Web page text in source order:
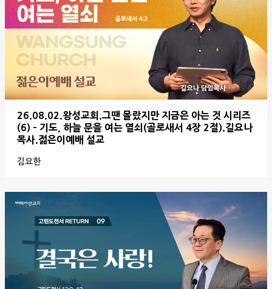
26.08.02.왕성교회.그땐 몰랐지만 지금은 아는 것 시리즈
(6) - 기도, 하늘 문을 여는 열쇠(골로새서 4장 2절).길요나
목사.젊은이예배 설교
김요한